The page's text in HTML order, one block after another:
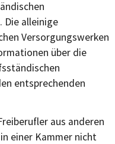
Die alleinige
Versorgungswerken
über die
entsprechenden
aus anderen
einer Kammer nicht